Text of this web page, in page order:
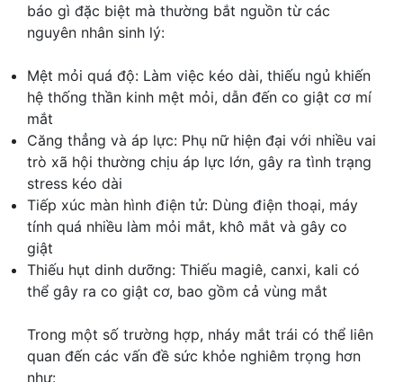
báo gì đặc biệt mà thường bắt nguồn từ các
nguyên nhân sinh lý:
Mệt mỏi quá độ: Làm việc kéo dài, thiếu ngủ khiến
hệ thống thần kinh mệt mỏi, dẫn đến co giật cơ mí
mắt
Căng thẳng và áp lực: Phụ nữ hiện đại với nhiều vai
trò xã hội thường chịu áp lực lớn, gây ra tình trạng
stress kéo dài
Tiếp xúc màn hình điện tử: Dùng điện thoại, máy
tính quá nhiều làm mỏi mắt, khô mắt và gây co
giật
Thiếu hụt dinh dưỡng: Thiếu magiê, canxi, kali có
thể gây ra co giật cơ, bao gồm cả vùng mắt
Trong một số trường hợp, nháy mắt trái có thể liên
quan đến các vấn đề sức khỏe nghiêm trọng hơn
như: